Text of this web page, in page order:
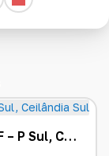
Casa à Venda na QNP 30 Conjunto F – P Sul, Ceilândia Sul